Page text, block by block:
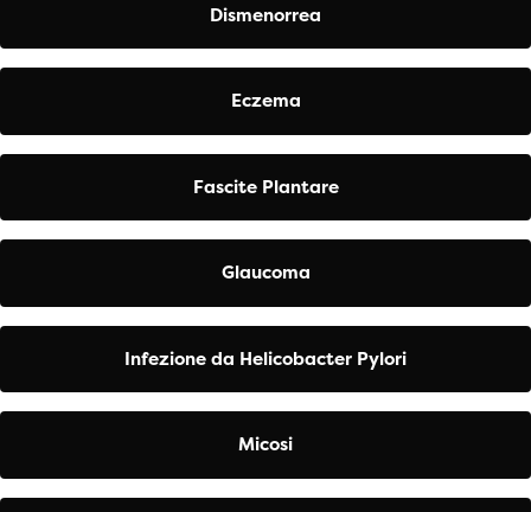
Dismenorrea
Eczema
Fascite Plantare
Glaucoma
Infezione da Helicobacter Pylori
Micosi